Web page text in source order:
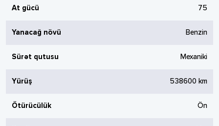
At gücü 75
Yanacağ növü Benzin
Sürət qutusu Mexaniki
Yürüş 538600 km
Ötürücülük Ön